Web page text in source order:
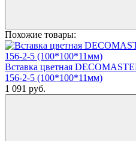
Похожие товары:
Вставка цветная
156-2-5 (100*100*11мм)
1 091 руб.